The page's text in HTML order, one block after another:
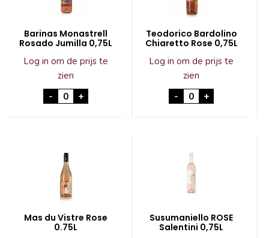
Barinas Monastrell
Rosado Jumilla 0,75L
Log in om de prijs te
zien
- Barinas Monastrell Rosado Jumilla 0,75L aantal
+
Teodorico Bardolino
Chiaretto Rose 0,75L
Log in om de prijs te
zien
- Teodorico
+
Mas du Vistre Rose
0.75L
Susumaniello ROSE
Salentini 0,75L